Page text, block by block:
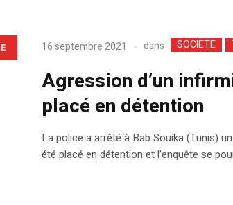
16 septembre 2021 dans SOCIETE
Agression d’un
placé en détention
La police a arrêté à Bab Souika (Tunis)
été placé en détention et l’enquête se